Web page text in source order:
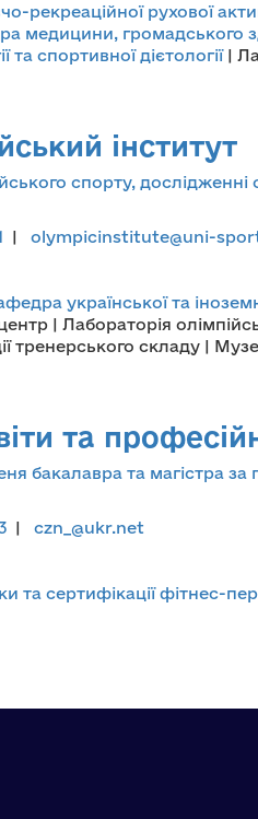
рекреаційної рухової
медицини, громадського
та спортивної дієтології |
інститут
спорту,
|
olympicinstitute@uni-
української та
| Лабораторія
тренерського складу |
та
бакалавра та магістра
|
czn_@ukr.net
та сертифікації фітнес-